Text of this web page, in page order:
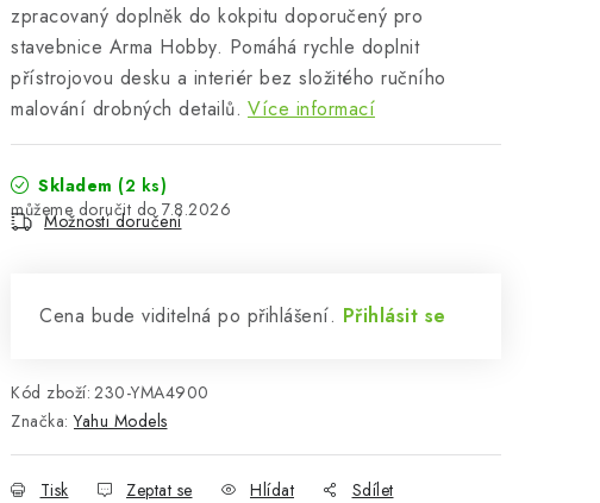
zpracovaný doplněk do kokpitu doporučený pro
stavebnice Arma Hobby. Pomáhá rychle doplnit
přístrojovou desku a interiér bez složitého ručního
malování drobných detailů. Více informací
Skladem (2 ks)
7.8.2026
Možnosti doručení
Cena bude viditelná po přihlášení. Přihlásit se
Kód zboží: 230-YMA4900
Značka:Yahu Models
Tisk Zeptat se Hlídat Sdílet